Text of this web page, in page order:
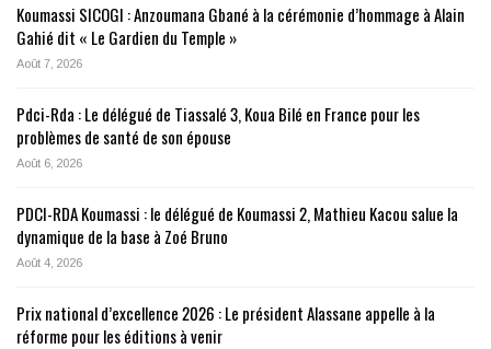
Koumassi SICOGI : Anzoumana Gbané à la cérémonie d’hommage à Alain
Gahié dit « Le Gardien du Temple »
Août 7, 2026
Pdci-Rda : Le délégué de Tiassalé 3, Koua Bilé en France pour les
problèmes de santé de son épouse
Août 6, 2026
PDCI-RDA Koumassi : le délégué de Koumassi 2, Mathieu Kacou salue la
dynamique de la base à Zoé Bruno
Août 4, 2026
Prix national d’excellence 2026 : Le président Alassane appelle à la
réforme pour les éditions à venir